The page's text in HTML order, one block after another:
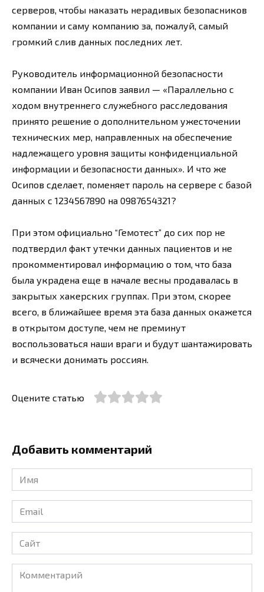
серверов, чтобы наказать нерадивых безопасников
компании и саму компанию за, пожалуй, самый
громкий слив данных последних лет.
Руководитель информационной безопасности
компании Иван Осипов заявил — «Параллельно с
ходом внутреннего служебного расследования
принято решение о дополнительном ужесточении
технических мер, направленных на обеспечение
надлежащего уровня защиты конфиденциальной
информации и безопасности данных». И что же
Осипов сделает, поменяет пароль на сервере с базой
данных с 1234567890 на 0987654321?
При этом официально “Гемотест” до сих пор не
подтвердил факт утечки данных пациентов и не
прокомментировал информацию о том, что база
была украдена еще в начале весны продавалась в
закрытых хакерских группах. При этом, скорее
всего, в ближайшее время эта база данных окажется
в открытом доступе, чем не преминут
воспользоваться наши враги и будут шантажировать
и всячески донимать россиян.
Оцените статью
Добавить комментарий
Имя
*
Email
*
Сайт
Комментарий